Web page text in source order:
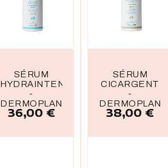
SÉRUM
HYDRAINTENSE
-
DERMOPLANT
Prix
36,00 €
SÉRUM
CICARGENT
-
DERMOPLANT
Prix
38,00 €